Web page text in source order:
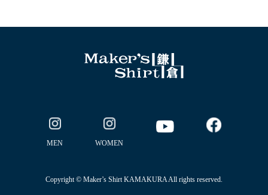
MEN WOMEN
Copyright © Maker’s Shirt KAMAKURA All rights reserved.